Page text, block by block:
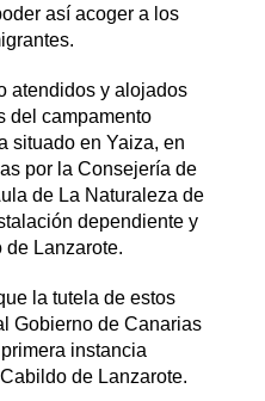
así acoger a los
atendidos y alojados
del campamento
situado en Yaiza, en
por la Consejería de
de La Naturaleza de
dependiente y
Lanzarote.
la tutela de estos
Gobierno de Canarias
instancia
de Lanzarote.